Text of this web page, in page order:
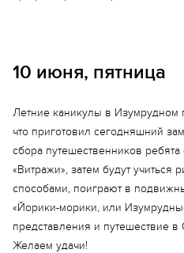
Еще 17
10 июня, пятница
Летние каникулы в Изумрудном
что приготовил сегодняшний
сбора путешественников ребята
«Витражи», затем будут учиться
способами, поиграют в
«Йорики-морики, или
представления и путешествие
Желаем удачи!